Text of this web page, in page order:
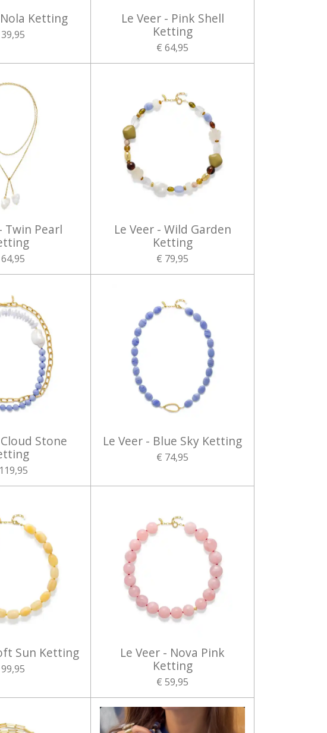
Ketting
Le Veer - Pink Shell
Ketting
€ 64,95
Twin Pearl
Le Veer - Wild Garden
Ketting
€ 79,95
Stone
Le Veer - Blue Sky Ketting
€ 74,95
Sun Ketting
Le Veer - Nova Pink
Ketting
€ 59,95